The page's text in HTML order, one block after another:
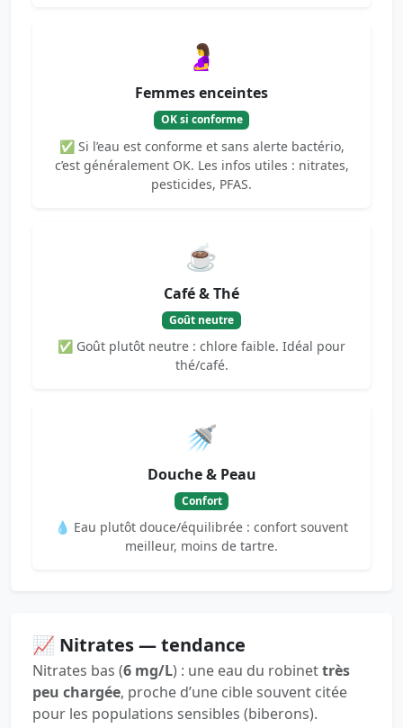
🤰
Femmes enceintes
OK si conforme
✅ Si l’eau est conforme et sans alerte bactério,
c’est généralement OK. Les infos utiles : nitrates,
pesticides, PFAS.
☕
Café & Thé
Goût neutre
✅ Goût plutôt neutre : chlore faible. Idéal pour
thé/café.
🚿
Douche & Peau
Confort
💧 Eau plutôt douce/équilibrée : confort souvent
meilleur, moins de tartre.
📈 Nitrates — tendance
Nitrates bas (6 mg/L) : une eau du robinettrès
peu chargée, proche d’une cible souvent citée
pour les populations sensibles (biberons).